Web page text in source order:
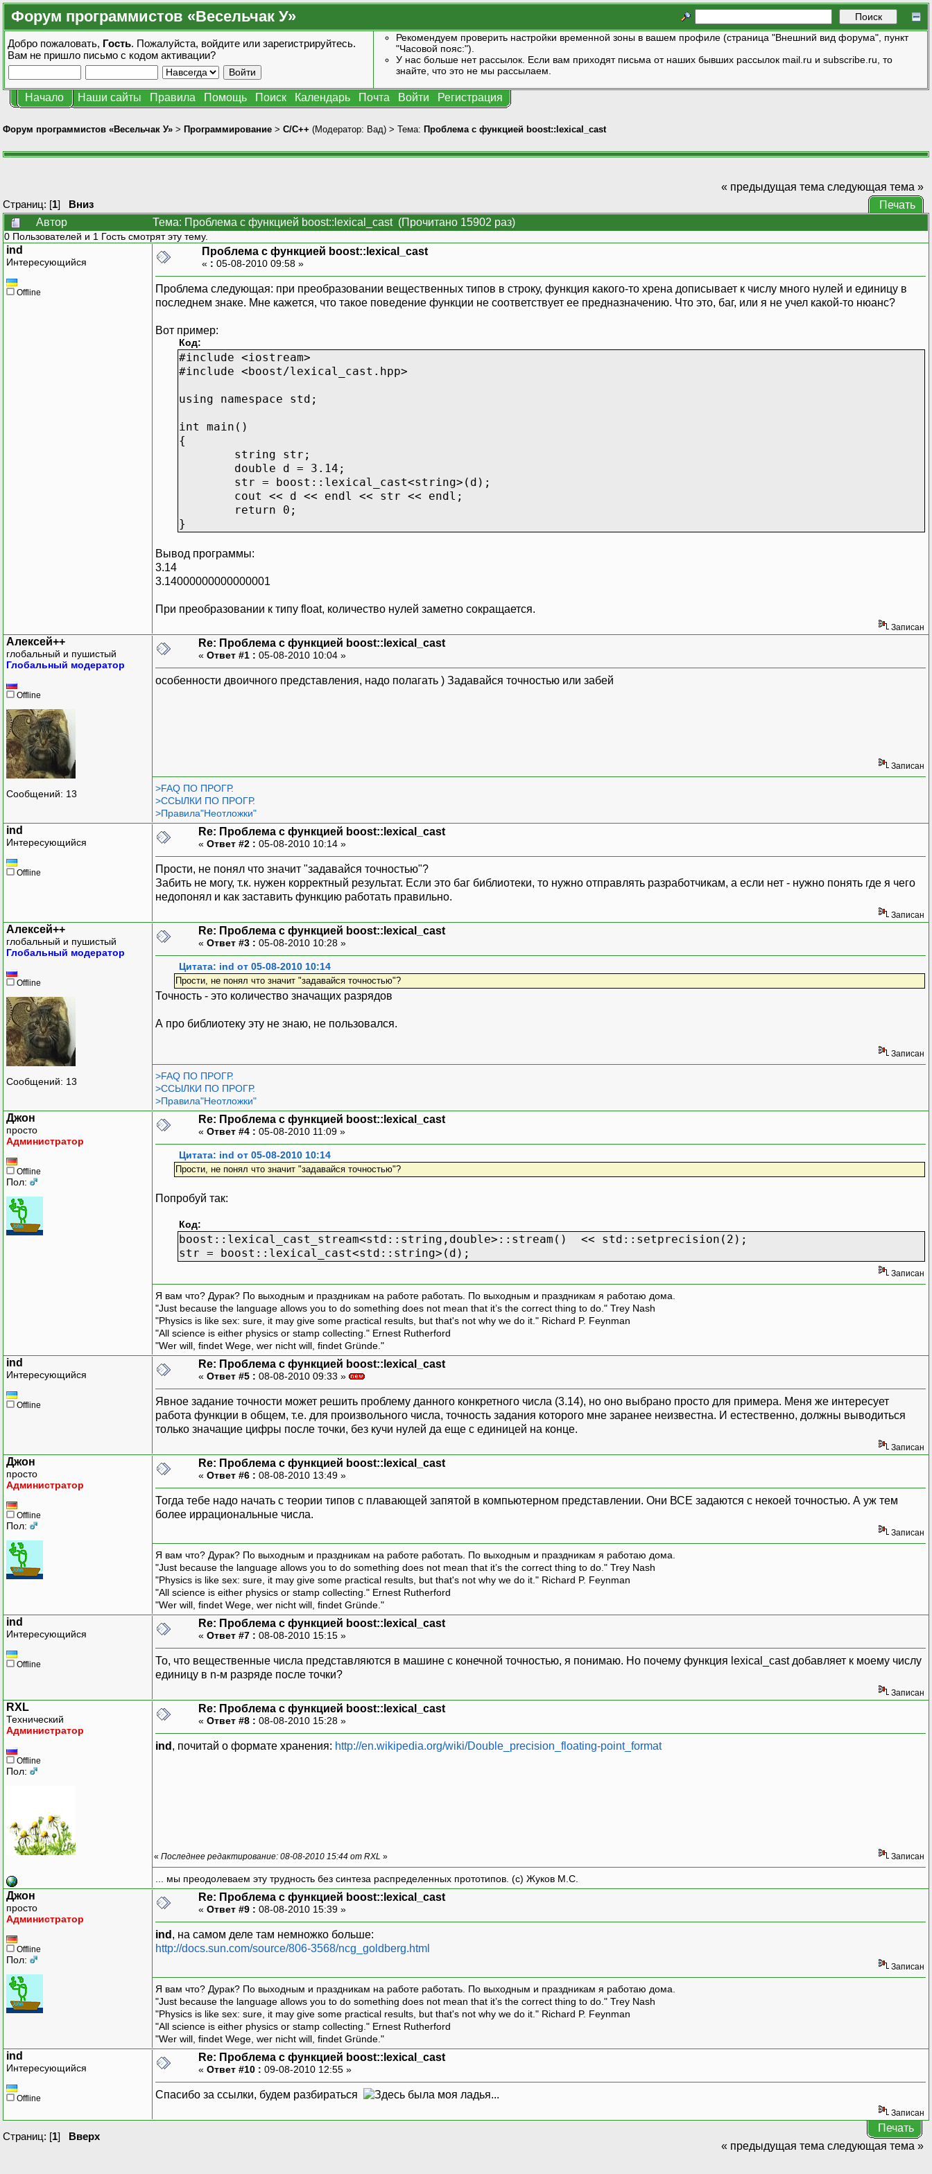
Форум программистов «Весельчак У»
Добро пожаловать, Гость. Пожалуйста, войдите или зарегистрируйтесь.
Вам не пришло письмо с кодом активации?
Рекомендуем проверить настройки временной зоны в вашем профиле (страница "Внешний вид форума", пункт
"Часовой пояс:").
У нас больше нет рассылок. Если вам приходят письма от наших бывших рассылок mail.ru и subscribe.ru, то
знайте, что это не мы рассылаем.
Начало Наши сайты Правила Помощь Поиск Календарь Почта Войти Регистрация
Форум программистов «Весельчак У» > Программирование > C/C++ (Модератор: Вад) > Тема: Проблема с функцией boost::lexical_cast
Страниц: [1] Вниз
« предыдущая тема следующая тема »
Печать
Автор
Тема: Проблема с функцией boost::lexical_cast (Прочитано 15902 раз)
0 Пользователей и 1 Гость смотрят эту тему.
ind
Интересующийся
Offline
Проблема с функцией boost::lexical_cast
« : 05-08-2010 09:58 »
Проблема следующая: при преобразовании вещественных типов в строку, функция какого-то хрена дописывает к числу много нулей и единицу в
последнем знаке. Мне кажется, что такое поведение функции не соответствует ее предназначению. Что это, баг, или я не учел какой-то нюанс?
Вот пример:
Код:
#include <iostream>
#include <boost/lexical_cast.hpp>
using namespace std;
int main()
{
string str;
double d = 3.14;
str = boost::lexical_cast<string>(d);
cout << d << endl << str << endl;
return 0;
}
Вывод программы:
3.14
3.14000000000000001
При преобразовании к типу float, количество нулей заметно сокращается.
Записан
Алексей++
глобальный и пушистый
Глобальный модератор
Offline
Сообщений: 13
Re: Проблема с функцией boost::lexical_cast
« Ответ #1 : 05-08-2010 10:04 »
особенности двоичного представления, надо полагать ) Задавайся точностью или забей
Записан
>FAQ ПО ПРОГР.
>ССЫЛКИ ПО ПРОГР.
>Правила"Неотложки"
ind
Интересующийся
Offline
Re: Проблема с функцией boost::lexical_cast
« Ответ #2 : 05-08-2010 10:14 »
Прости, не понял что значит "задавайся точностью"?
Забить не могу, т.к. нужен корректный результат. Если это баг библиотеки, то нужно отправлять разработчикам, а если нет - нужно понять где я чего
недопонял и как заставить функцию работать правильно.
Записан
Алексей++
глобальный и пушистый
Глобальный модератор
Offline
Сообщений: 13
Re: Проблема с функцией boost::lexical_cast
« Ответ #3 : 05-08-2010 10:28 »
Цитата: ind от 05-08-2010 10:14
Прости, не понял что значит "задавайся точностью"?
Точность - это количество значащих разрядов
А про библиотеку эту не знаю, не пользовался.
Записан
>FAQ ПО ПРОГР.
>ССЫЛКИ ПО ПРОГР.
>Правила"Неотложки"
Джон
просто
Администратор
Offline
Пол:
Re: Проблема с функцией boost::lexical_cast
« Ответ #4 : 05-08-2010 11:09 »
Цитата: ind от 05-08-2010 10:14
Прости, не понял что значит "задавайся точностью"?
Попробуй так:
Код:
boost::lexical_cast_stream<std::string,double>::stream() << std::setprecision(2);
str = boost::lexical_cast<std::string>(d);
Записан
Я вам что? Дурак? По выходным и праздникам на работе работать. По выходным и праздникам я работаю дома.
"Just because the language allows you to do something does not mean that it’s the correct thing to do." Trey Nash
"Physics is like sex: sure, it may give some practical results, but that's not why we do it." Richard P. Feynman
"All science is either physics or stamp collecting." Ernest Rutherford
"Wer will, findet Wege, wer nicht will, findet Gründe."
ind
Интересующийся
Offline
Re: Проблема с функцией boost::lexical_cast
« Ответ #5 : 08-08-2010 09:33 »
Явное задание точности может решить проблему данного конкретного числа (3.14), но оно выбрано просто для примера. Меня же интересует
работа функции в общем, т.е. для произвольного числа, точность задания которого мне заранее неизвестна. И естественно, должны выводиться
только значащие цифры после точки, без кучи нулей да еще с единицей на конце.
Записан
Джон
просто
Администратор
Offline
Пол:
Re: Проблема с функцией boost::lexical_cast
« Ответ #6 : 08-08-2010 13:49 »
Тогда тебе надо начать с теории типов с плавающей запятой в компьютерном представлении. Они ВСЕ задаются с некоей точностью. А уж тем
более иррациональные числа.
Записан
Я вам что? Дурак? По выходным и праздникам на работе работать. По выходным и праздникам я работаю дома.
"Just because the language allows you to do something does not mean that it’s the correct thing to do." Trey Nash
"Physics is like sex: sure, it may give some practical results, but that's not why we do it." Richard P. Feynman
"All science is either physics or stamp collecting." Ernest Rutherford
"Wer will, findet Wege, wer nicht will, findet Gründe."
ind
Интересующийся
Offline
Re: Проблема с функцией boost::lexical_cast
« Ответ #7 : 08-08-2010 15:15 »
То, что вещественные числа представляются в машине с конечной точностью, я понимаю. Но почему функция lexical_cast добавляет к моему числу
единицу в n-м разряде после точки?
Записан
RXL
Технический
Администратор
Offline
Пол:
Re: Проблема с функцией boost::lexical_cast
« Ответ #8 : 08-08-2010 15:28 »
ind , почитай о формате хранения: http://en.wikipedia.org/wiki/Double_precision_floating-point_format
« Последнее редактирование: 08-08-2010 15:44 от RXL » Записан
... мы преодолеваем эту трудность без синтеза распределенных прототипов. (с) Жуков М.С.
Джон
просто
Администратор
Offline
Пол:
Re: Проблема с функцией boost::lexical_cast
« Ответ #9 : 08-08-2010 15:39 »
ind , на самом деле там немножко больше:
http://docs.sun.com/source/806-3568/ncg_goldberg.html
Записан
Я вам что? Дурак? По выходным и праздникам на работе работать. По выходным и праздникам я работаю дома.
"Just because the language allows you to do something does not mean that it’s the correct thing to do." Trey Nash
"Physics is like sex: sure, it may give some practical results, but that's not why we do it." Richard P. Feynman
"All science is either physics or stamp collecting." Ernest Rutherford
"Wer will, findet Wege, wer nicht will, findet Gründe."
ind
Интересующийся
Offline
Re: Проблема с функцией boost::lexical_cast
« Ответ #10 : 09-08-2010 12:55 »
Спасибо за ссылки, будем разбираться
Записан
Страниц: [1] Вверх
Печать
« предыдущая тема следующая тема »